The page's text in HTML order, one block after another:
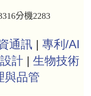
分機2283
通訊 | 專利/AI
計 | 生物技術
與品管